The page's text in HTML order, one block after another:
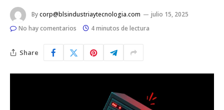
Bycorp@blsindustriaytecnologia.com
julio 15, 2025
No hay comentarios
4 minutos de lectura
Share